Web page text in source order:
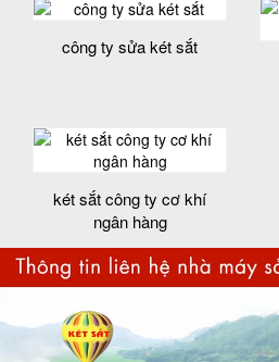
công ty sửa két sắt
két sắt công ty cơ khí
ngân hàng